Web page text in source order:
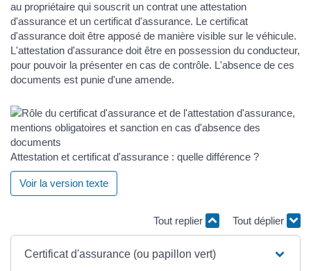
au propriétaire qui souscrit un contrat une attestation
d'assurance et un certificat d'assurance. Le certificat
d'assurance doit être apposé de manière visible sur le véhicule.
L'attestation d'assurance doit être en possession du conducteur,
pour pouvoir la présenter en cas de contrôle. L'absence de ces
documents est punie d'une amende.
Attestation et certificat d'assurance : quelle différence ?
Voir la version texte
Tout replier Tout déplier
Certificat d'assurance (ou papillon vert)